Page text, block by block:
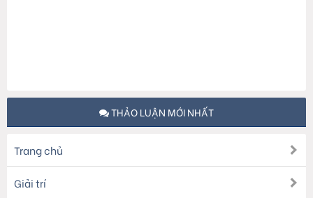
THẢO LUẬN MỚI NHẤT
Trang chủ
Giải trí